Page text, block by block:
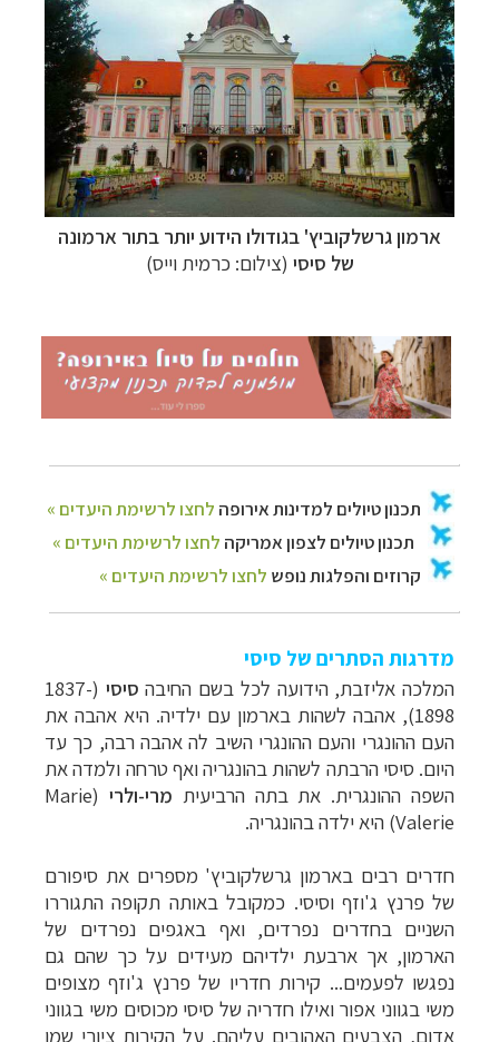
ארמון גרשלקוביץ' בגודולו הידוע יותר בתור ארמונה
של סיסי (צילום: כרמית וייס)
מדרגות הסתרים של סיסי
המלכה אליזבת, הידועה לכל בשם החיבה סיסי (
1837-
1898), אהבה לשהות בארמון עם ילדיה. היא אהבה את
העם ההונגרי והעם ההונגרי השיב לה אהבה רבה, כך עד
היום. סיסי הרבתה לשהות בהונגריה ואף טרחה ולמדה את
השפה ההונגרית. את בתה הרביעית מרי-ולרי (
Marie
Valerie) היא ילדה בהונגריה.
חדרים רבים בארמון גרשלקוביץ' מספרים את סיפורם
של פרנץ ג'וזף וסיסי. כמקובל באותה תקופה התגוררו
השניים בחדרים נפרדים, ואף באגפים נפרדים של
הארמון, אך ארבעת ילדיהם מעידים על כך שהם גם
נפגשו לפעמים... קירות חדריו של פרנץ ג'וזף מצופים
משי בגווני אפור ואילו חדריה של סיסי מכוסים משי בגווני
אדום, הצבעים האהובים עליהם. על הקירות ציורי שמן